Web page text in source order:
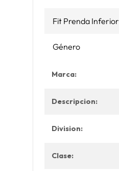
Fit Prenda Inferior
Género
Marca:
Descripcion:
Division:
Clase: